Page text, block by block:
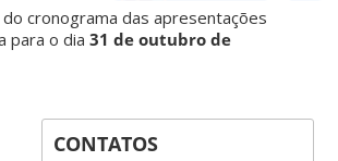
do cronograma das apresentações
para o dia31 de outubro de
CONTATOS